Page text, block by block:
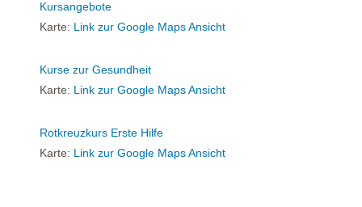
Kursangebote
Karte: Link zur Google Maps Ansicht
Kurse zur Gesundheit
Karte: Link zur Google Maps Ansicht
Rotkreuzkurs Erste Hilfe
Karte: Link zur Google Maps Ansicht